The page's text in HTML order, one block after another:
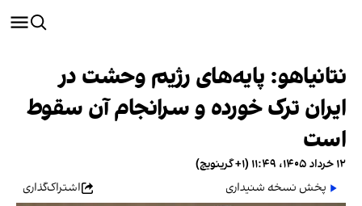
نتانیاهو: پایه‌های رژیم وحشت در
ایران ترک خورده و سرانجام آن سقوط
است
۱۲ خرداد ۱۴۰۵، ۱۱:۴۹ (‎+۱ گرینویچ)
پخش نسخه شنیداری
اشتراک‌گذاری